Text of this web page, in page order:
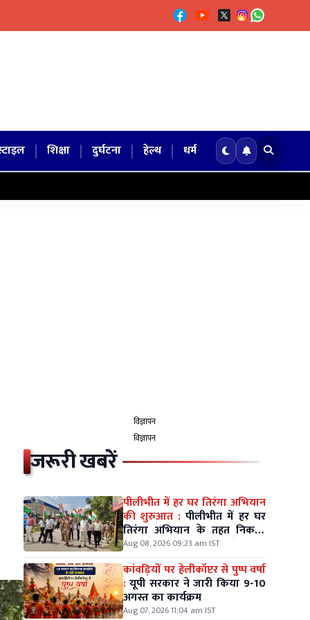
| शिक्षा | दुर्घटना | हेल्थ | धर्म
विज्ञापन
विज्ञापन
जरूरी खबरें
पीलीभीत में हर घर तिरंगा अभियान
की शुरुआत : पीलीभीत में हर घर
तिरंगा अभियान के तहत निकली
भव्य रैली, डीएम-एसपी ने थामा
तिरंगा
Aug 08, 2026 09:23 am IST
कांवड़ियों पर हेलीकॉप्टर से पुष्प वर्षा
:यूपी सरकार ने जारी किया 9-10
अगस्त का कार्यक्रम
Aug 07, 2026 11:04 am IST